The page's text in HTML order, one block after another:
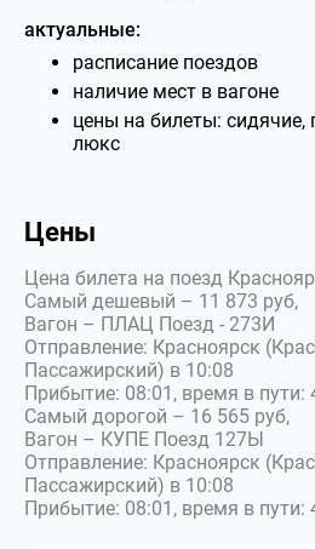
актуальные:
расписание поездов
наличие мест в вагоне
цены на билеты: сидячие,
люкс
Цены
Цена билета на поезд
Самый дешевый – 11 873 руб,
Вагон – ПЛАЦ Поезд - 273И
Отправление: Красноярск
Пассажирский) в 10:08
Прибытие: 08:01, время в пути:
Самый дорогой – 16 565 руб,
Вагон – КУПЕ Поезд 127Ы
Отправление: Красноярск
Пассажирский) в 10:08
Прибытие: 08:01, время в пути: